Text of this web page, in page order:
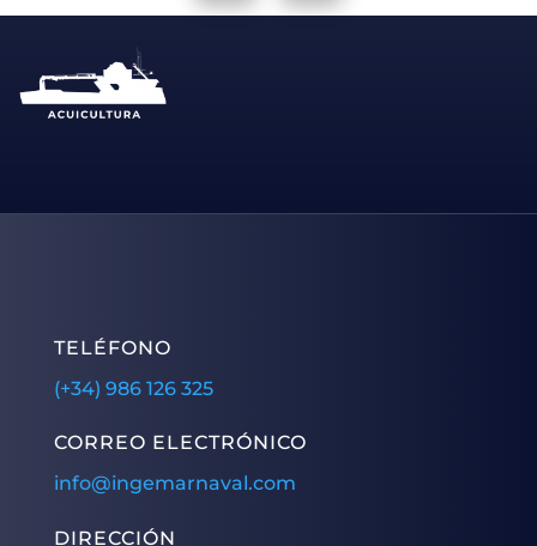
TELÉFONO
(+34) 986 126 325
CORREO ELECTRÓNICO
info@ingemarnaval.com
DIRECCIÓN